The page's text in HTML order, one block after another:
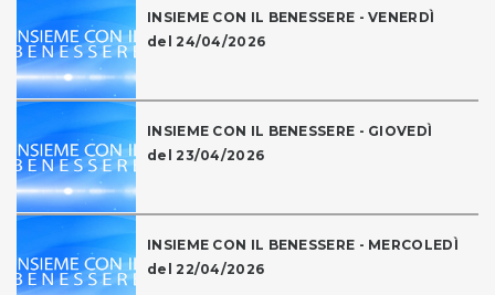
INSIEME CON IL BENESSERE - VENERDÌ
del 24/04/2026
INSIEME CON IL BENESSERE - GIOVEDÌ
del 23/04/2026
INSIEME CON IL BENESSERE - MERCOLEDÌ
del 22/04/2026